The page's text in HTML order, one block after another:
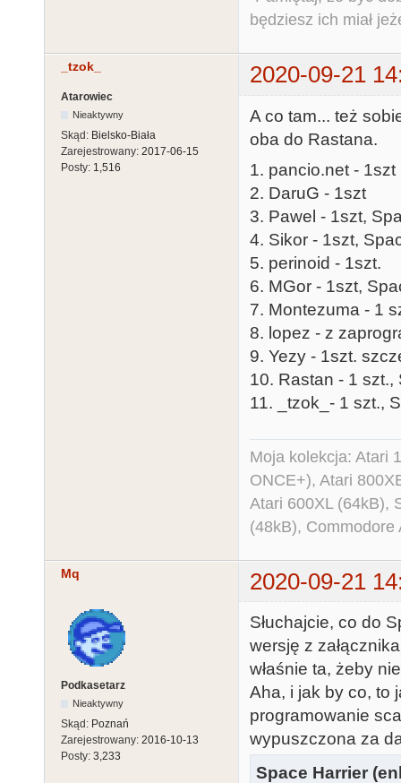
będziesz ich miał
_tzok_ 2020-09-21
Atarowiec
Nieaktywny
Skąd: Bielsko-Biała
Zarejestrowany: 2017-06-15
Posty: 1,516
A co tam... też
oba do Rastana.
1. pancio.net - 1szt
2. DaruG - 1szt
3. Pawel - 1szt,
4. Sikor - 1szt,
5. perinoid - 1szt.
6. MGor - 1szt,
7. Montezuma - 1
8. lopez - z
9. Yezy - 1szt.
10. Rastan - 1 szt.,
11. _tzok_- 1 szt.,
Moja kolekcja: Atari
ONCE+), Atari
Atari 600XL (64kB),
(48kB),
Mq 2020-09-21
Podkasetarz
Nieaktywny
Skąd: Poznań
Zarejestrowany: 2016-10-13
Posty: 3,233
Słuchajcie, co do
wersję z
właśnie ta, żeby
Aha, i jak by co, to
programowanie
wypuszczona za
Space Harrier